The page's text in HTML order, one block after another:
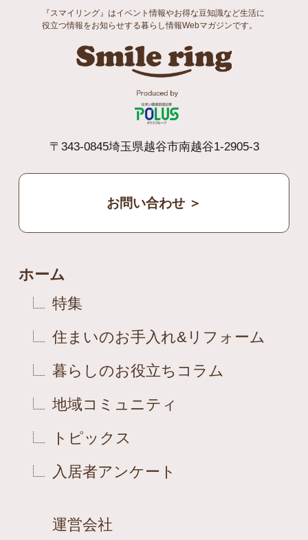
『スマイリング』はイベント情報やお得な豆知識など生活に
役立つ情報をお知らせする暮らし情報Webマガジンです。
〒343-0845埼玉県越谷市南越谷1-2905-3
お問い合わせ ＞
ホーム
特集
住まいのお手入れ&リフォーム
暮らしのお役立ちコラム
地域コミュニティ
トピックス
入居者アンケート
運営会社